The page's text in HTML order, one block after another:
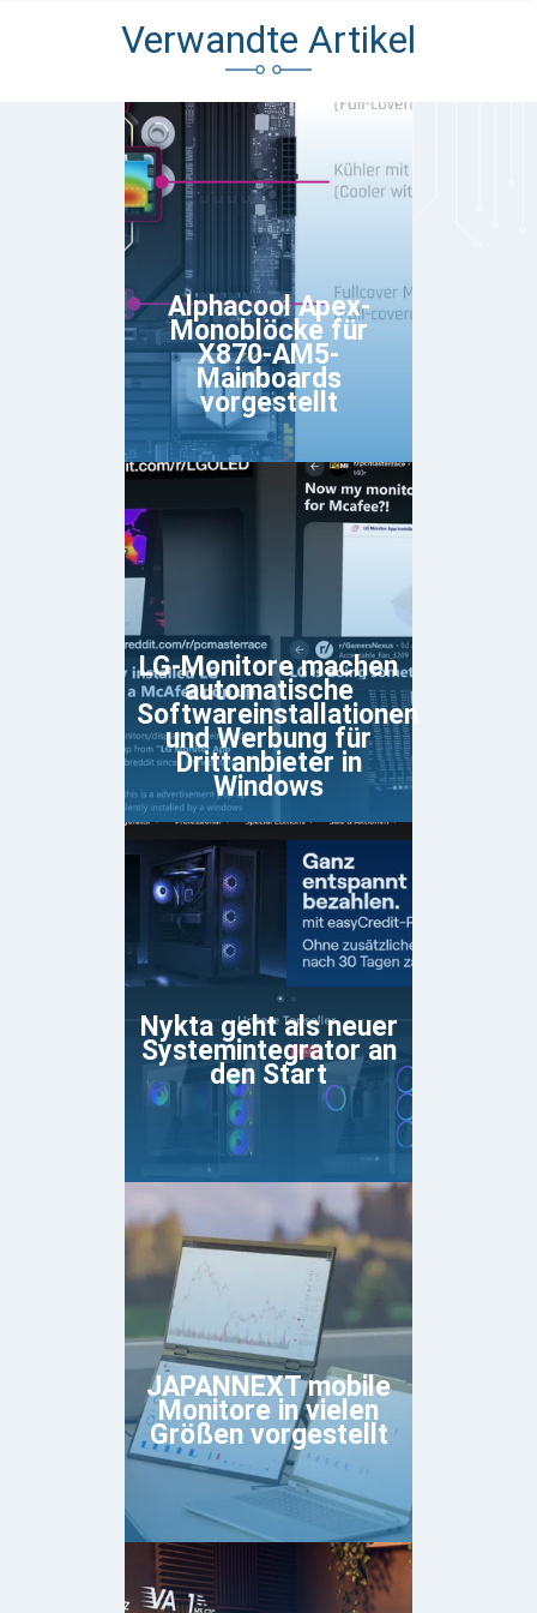
Verwandte Artikel
Alphacool Apex-
Monoblöcke für
X870-AM5-
Mainboards
vorgestellt
LG-Monitore machen
automatische
Softwareinstallationen
und Werbung für
Drittanbieter in
Windows
Nykta geht als neuer
Systemintegrator an
den Start
JAPANNEXT mobile
Monitore in vielen
Größen vorgestellt